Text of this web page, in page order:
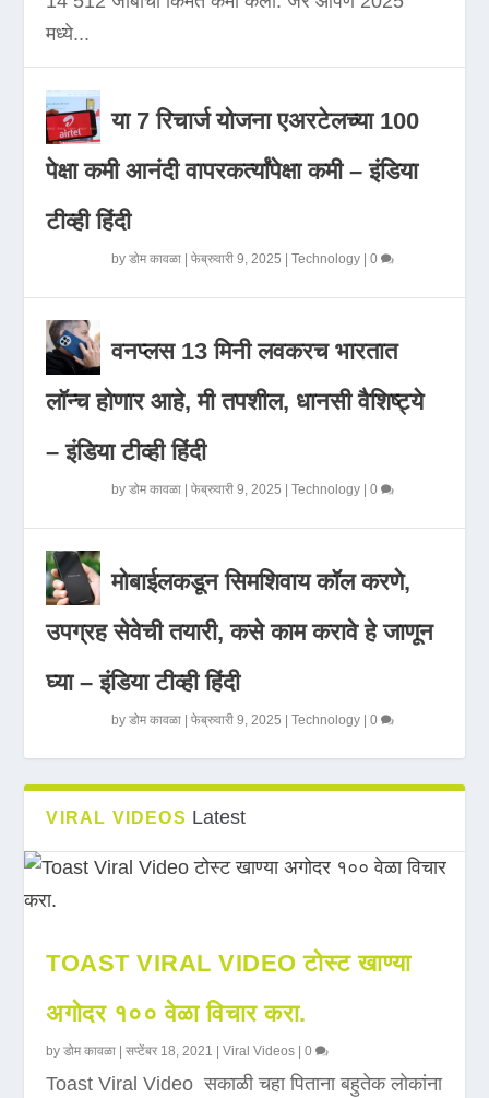
मध्ये...
या 7 रिचार्ज योजना एअरटेलच्या 100
पेक्षा कमी आनंदी वापरकर्त्यांपेक्षा कमी – इंडिया
टीव्ही हिंदी
byडोम कावळा |फेब्रुवारी 9, 2025 |Technology |0
वनप्लस 13 मिनी लवकरच भारतात
लॉन्च होणार आहे, मी तपशील, धानसी वैशिष्ट्ये
– इंडिया टीव्ही हिंदी
byडोम कावळा |फेब्रुवारी 9, 2025 |Technology |0
मोबाईलकडून सिमशिवाय कॉल करणे,
उपग्रह सेवेची तयारी, कसे काम करावे हे जाणून
घ्या – इंडिया टीव्ही हिंदी
byडोम कावळा |फेब्रुवारी 9, 2025 |Technology |0
VIRAL VIDEOS Latest
TOAST VIRAL VIDEO टोस्ट खाण्या
अगोदर १०० वेळा विचार करा.
byडोम कावळा |सप्टेंबर 18, 2021 |Viral Videos |0
Toast Viral Video सकाळी चहा पिताना बहुतेक लोकांना